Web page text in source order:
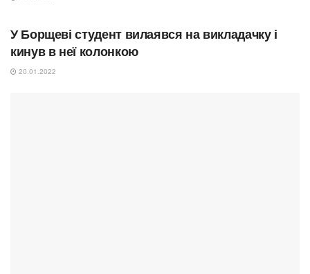
У Борщеві студент вилаявся на викладачку і
кинув в неї колонкою
20.01.2022